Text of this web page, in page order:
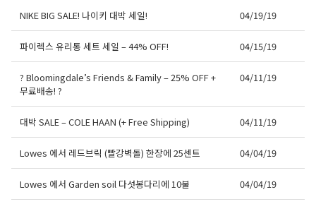
NIKE BIG SALE! 나이키 대박 세일! 04/19/19
파이렉스 유리통 세트 세일 – 44% OFF! 04/15/19
? Bloomingdale’s Friends & Family – 25% OFF +
무료배송! ?
04/11/19
대박 SALE – COLE HAAN (+ Free Shipping) 04/11/19
Lowes 에서 레드브릭 (빨강벽돌) 한장에 25센트 04/04/19
Lowes 에서 Garden soil 다섯봉다리에 10불 04/04/19
오레곤K 뉴스레터 구독
매주 오레곤K 뉴스레터를 통해 다양한 로컬소식과